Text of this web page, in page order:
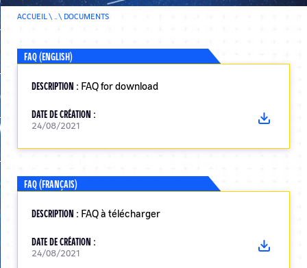
ACCUEIL \ .. \ DOCUMENTS
FAQ (ENGLISH)
DESCRIPTION : FAQ for download
DATE DE CRÉATION :
24/08/2021
FAQ (FRANÇAIS)
DESCRIPTION : FAQ à télécharger
DATE DE CRÉATION :
24/08/2021